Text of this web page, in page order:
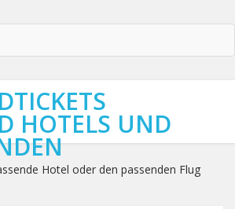
HOTELS UND
Hotel oder den passenden Flug